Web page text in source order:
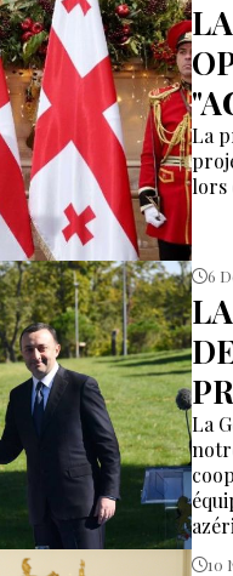
La
lors
6
La
10